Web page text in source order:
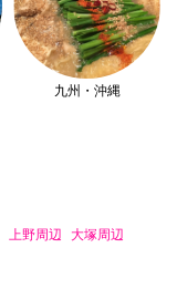
九州・沖縄
上野周辺 大塚周辺